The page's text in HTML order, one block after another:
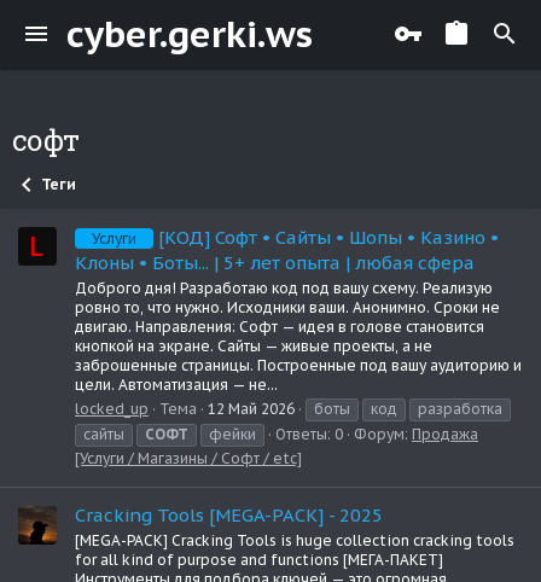
cyber.gerki.ws
софт
Теги
Услуги
[КОД] Софт • Сайты • Шопы • Казино •
Клоны • Боты... | 5+ лет опыта | любая сфера
Доброго дня! Разработаю код под вашу схему. Реализую
ровно то, что нужно. Исходники ваши. Анонимно. Сроки не
двигаю. Направления: Софт — идея в голове становится
кнопкой на экране. Сайты — живые проекты, а не
заброшенные страницы. Построенные под вашу аудиторию и
цели. Автоматизация — не...
locked_up
Тема 12 Май 2026 боты код
разработка
сайты
СОФТ фейки Ответы: 0 Форум: Продажа
[Услуги / Магазины / Софт / etc]
Cracking Tools [MEGA-PACK] - 2025
[MEGA-PACK] Cracking Tools is huge collection cracking tools
for all kind of purpose and functions [МЕГА-ПАКЕТ]